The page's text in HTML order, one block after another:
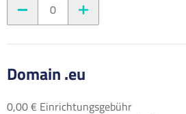
0
Domain .eu
0,00 € Einrichtungsgebühr